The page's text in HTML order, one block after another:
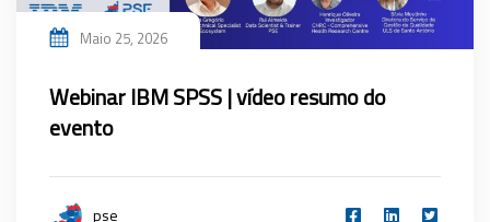
Maio 25, 2026
Webinar IBM SPSS | vídeo resumo do
evento
pse